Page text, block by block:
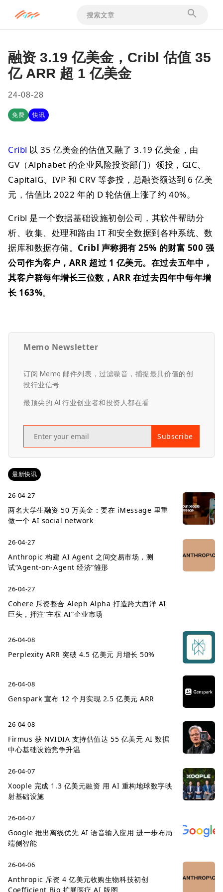
融资 3.19 亿美金，Cribl 估值 35
亿 ARR 超 1 亿美金
24-08-28
免费 快讯
Cribl 以 35 亿美金的估值又融了 3.19 亿美金，由
GV（Alphabet 的企业风险投资部门）领投，GIC、
CapitalG、IVP 和 CRV 等参投，总融资额达到 6 亿美
元，估值比 2022 年的 D 轮估值上涨了约 40%。
Cribl 是一个数据基础设施初创公司，其软件帮助分
析、收集、处理和路由 IT 和安全数据到各种系统、数
据库和数据存储。 Cribl 声称拥有 25% 的财富 500 强
公司作为客户，ARR 超过 1 亿美元。 在过去五年中，
其客户群每年增长三位数，ARR 在过去四年中每年增
长 163%。
Memo Newsletter
订阅 Memo 邮件列表，过滤噪音，捕捉最具价值的创
投行业信号
最顶尖的 AI 行业创业者和投资人都在看
Subscribe
最新快讯
26-04-27
两名大学生融资 50 万美金：要在 iMessage 里重
做一个 AI social network
26-04-27
Anthropic 构建 AI Agent 之间交易市场，测
试“Agent-on-Agent 经济”雏形
26-04-27
Cohere 斥资整合 Aleph Alpha 打造跨大西洋 AI
巨头，押注“主权 AI”企业市场
26-04-08
Perplexity ARR 突破 4.5 亿美元 月增长 50%
26-04-08
Genspark 宣布 12 个月实现 2.5 亿美元 ARR
26-04-08
Firmus 获 NVIDIA 支持估值达 55 亿美元 AI 数据
中心基础设施竞争升温
26-04-07
Xoople 完成 1.3 亿美元融资 用 AI 重构地球数字映
射基础设施
26-04-07
Google 推出离线优先 AI 语音输入应用 进一步布局
端侧智能
26-04-06
Anthropic 斥资 4 亿美元收购生物科技初创
Coefficient Bio 扩展医疗 AI 版图